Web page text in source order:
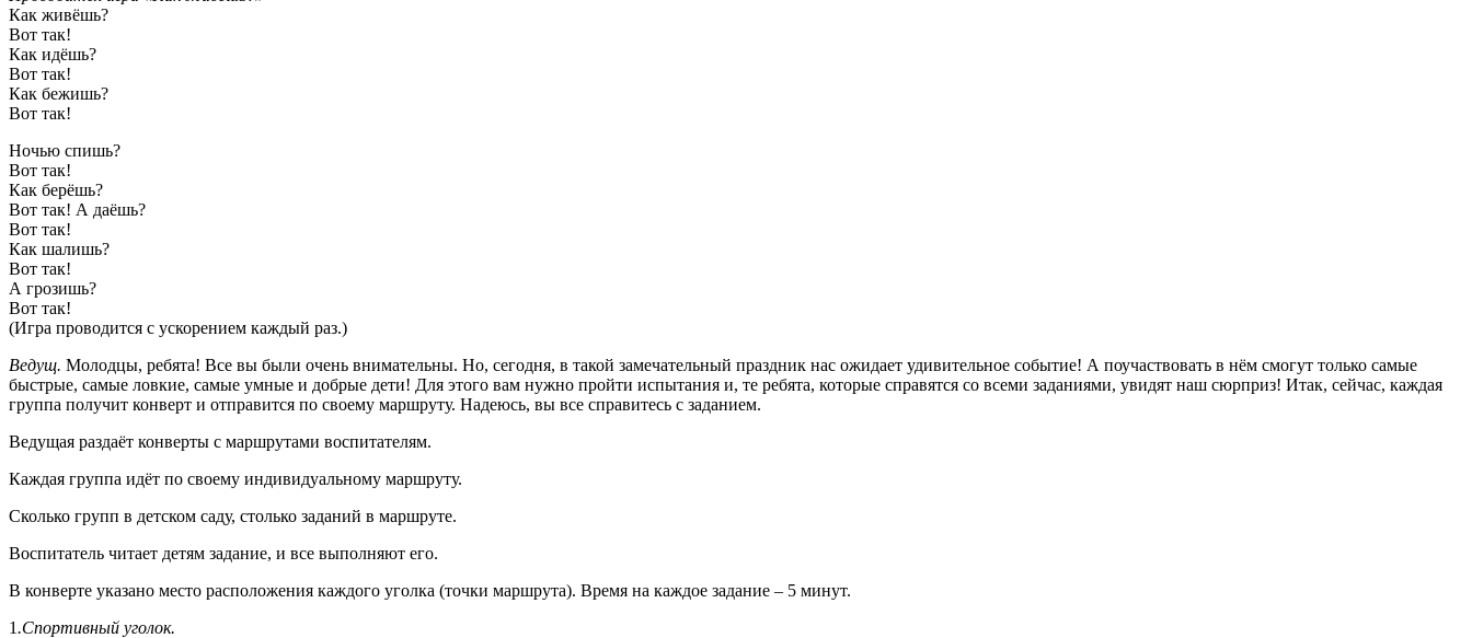
Как живёшь?
Вот так!
Как идёшь?
Вот так!
Как бежишь?
Вот так!
Ночью спишь?
Вот так!
Как берёшь?
Вот так! А даёшь?
Вот так!
Как шалишь?
Вот так!
А грозишь?
Вот так!
(Игра проводится с ускорением каждый раз.)
Ведущ. Молодцы, ребята! Все вы были очень внимательны. Но, сегодня, в такой замечательный праздник нас ожидает удивительное событие! А поучаствовать в нём смогут только самые
быстрые, самые ловкие, самые умные и добрые дети! Для этого вам нужно пройти испытания и, те ребята, которые справятся со всеми заданиями, увидят наш сюрприз! Итак, сейчас, каждая
группа получит конверт и отправится по своему маршруту. Надеюсь, вы все справитесь с заданием.
Ведущая раздаёт конверты с маршрутами воспитателям.
Каждая группа идёт по своему индивидуальному маршруту.
Сколько групп в детском саду, столько заданий в маршруте.
Воспитатель читает детям задание, и все выполняют его.
В конверте указано место расположения каждого уголка (точки маршрута). Время на каждое задание – 5 минут.
1.Спортивный уголок.